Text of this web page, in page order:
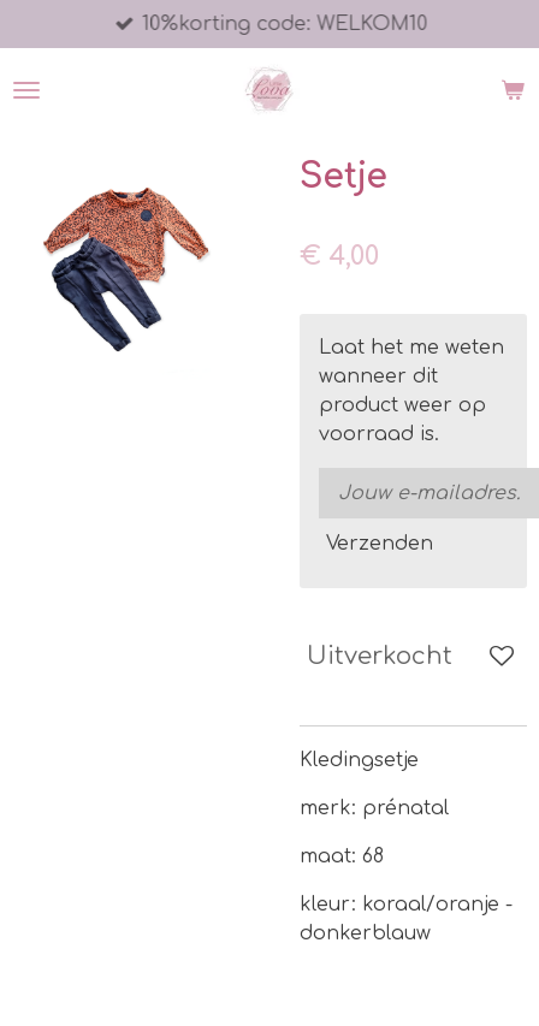
direct
naar
10%korting code: WELKOM10
Setje
€ 4,00
Laat het me weten
wanneer dit
product weer op
voorraad is.
Verzenden
Uitverkocht
Kledingsetje
merk: prénatal
maat: 68
kleur: koraal/oranje -
donkerblauw